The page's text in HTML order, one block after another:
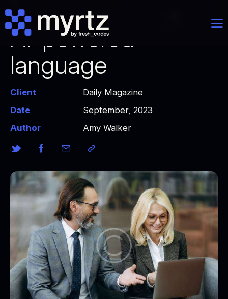
AI-powered
language
Client
Daily Magazine
Date
September, 2023
Author
Amy Walker